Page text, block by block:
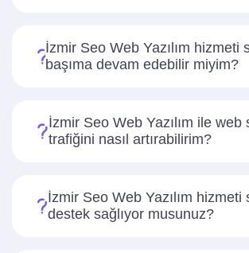
İzmir Seo Web Yazılım hizmeti
başıma devam edebilir miyim?
İzmir Seo Web Yazılım ile web
trafiğini nasıl artırabilirim?
İzmir Seo Web Yazılım hizmeti
destek sağlıyor musunuz?